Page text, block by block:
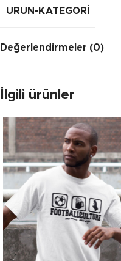
URUN-KATEGORI
Değerlendirmeler (0)
İlgili ürünler